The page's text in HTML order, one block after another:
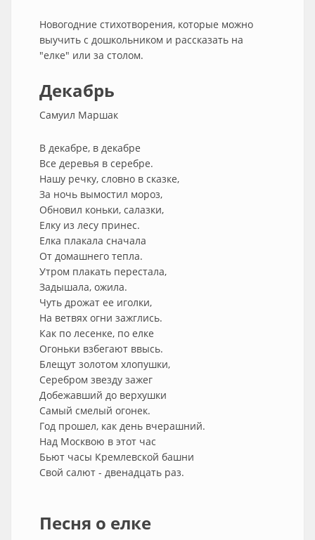
Новогодние стихотворения, которые можно
выучить с дошкольником и рассказать на
"елке" или за столом.
Декабрь
Самуил Маршак
В декабре, в декабре
Все деревья в серебре.
Нашу речку, словно в сказке,
За ночь вымостил мороз,
Обновил коньки, салазки,
Елку из лесу принес.
Елка плакала сначала
От домашнего тепла.
Утром плакать перестала,
Задышала, ожила.
Чуть дрожат ее иголки,
На ветвях огни зажглись.
Как по лесенке, по елке
Огоньки взбегают ввысь.
Блещут золотом хлопушки,
Серебром звезду зажег
Добежавший до верхушки
Самый смелый огонек.
Год прошел, как день вчерашний.
Над Москвою в этот час
Бьют часы Кремлевской башни
Свой салют - двенадцать раз.
Песня о елке